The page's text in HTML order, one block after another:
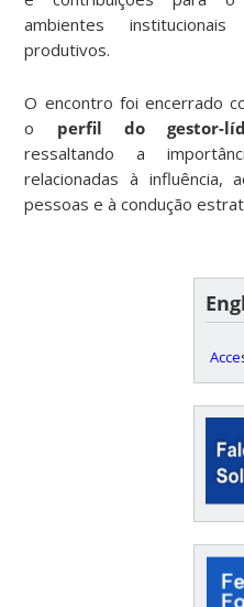
ambientes
produtivos.
O encontro foi encerrado
o perfil do gestor-
ressaltando a
relacionadas à influência,
pessoas e à condução